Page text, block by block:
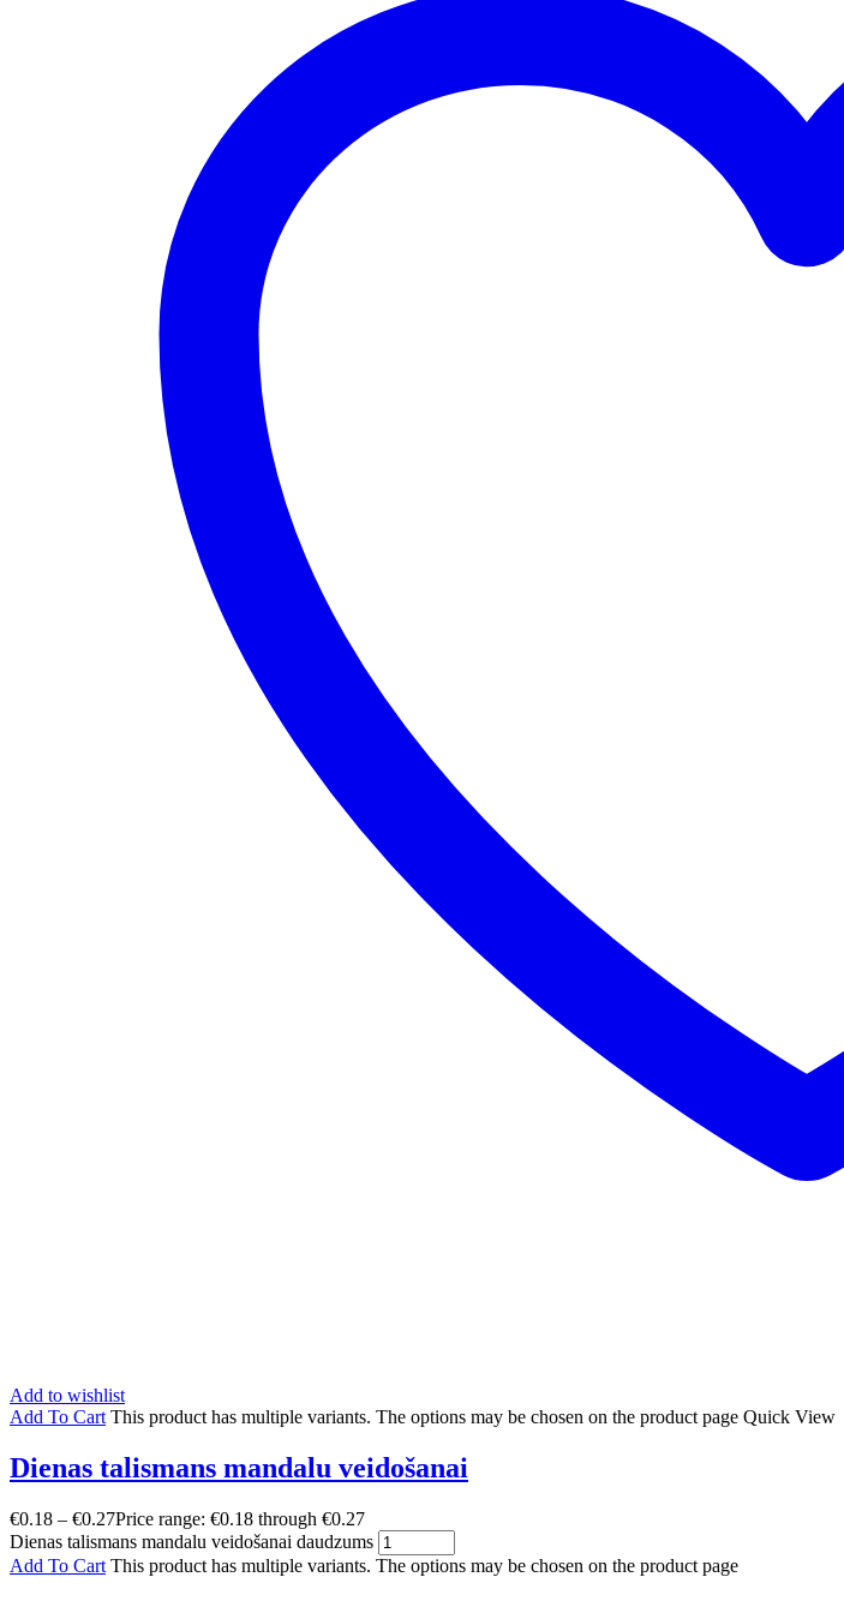
Add to wishlist
Add To Cart This product has multiple variants. The options may be chosen on the product page Quick View
Dienas talismans mandalu veidošanai
€0.18 – €0.27Price range: €0.18 through €0.27
Dienas talismans mandalu veidošanai daudzums
Add To Cart This product has multiple variants. The options may be chosen on the product page